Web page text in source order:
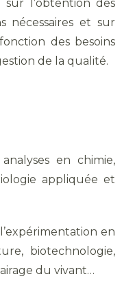
sur l’obtention des
nécessaires et sur
des besoins
de la qualité.
en chimie,
appliquée et
en
biotechnologie,
du vivant…